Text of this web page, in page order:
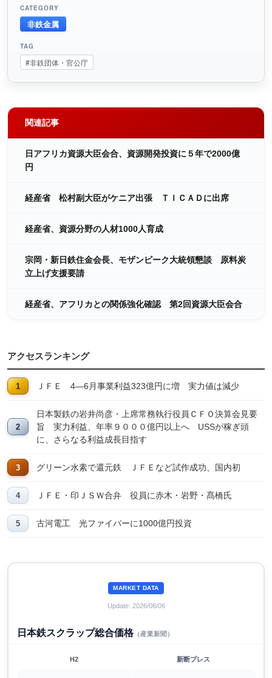
CATEGORY
非鉄金属
TAG
#非鉄団体・官公庁
関連記事
日アフリカ資源大臣会合、資源開発投資に５年で2000億
円
経産省 松村副大臣がケニア出張 ＴＩＣＡＤに出席
経産省、資源分野の人材1000人育成
宗岡・新日鉄住金会長、モザンビーク大統領懇談 原料炭
立上げ支援要請
経産省、アフリカとの関係強化確認 第2回資源大臣会合
アクセスランキング
ＪＦＥ 4―6月事業利益323億円に増 実力値は減少
日本製鉄の岩井尚彦・上席常務執行役員ＣＦＯ決算会見要
旨 実力利益、年率９０００億円以上へ USSが稼ぎ頭
に、さらなる利益成長目指す
グリーン水素で還元鉄 ＪＦＥなど試作成功、国内初
ＪＦＥ・印ＪＳＷ合弁 役員に赤木・岩野・髙橋氏
古河電工 光ファイバーに1000億円投資
MARKET DATA
Update: 2026/08/06
日本鉄スクラップ総合価格（産業新聞）
H2 新断プレス